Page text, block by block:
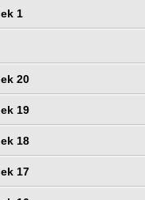
1
20
19
18
17